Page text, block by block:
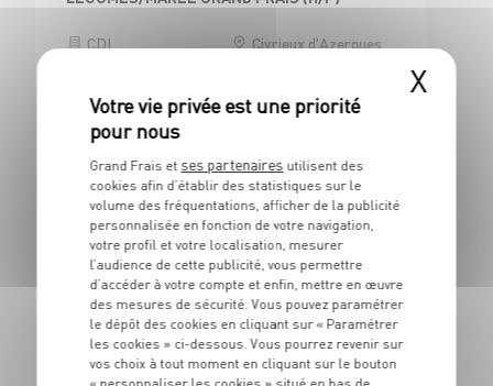
CDI
Civrieux d'Azergues
CAISSE
CAISSIER CENTRAL / ADJOINT
RESPONSABLE DE CAISSE - H/F
CDI
Civrieux d'Azergues
(69)
BOUCHERIE
X
Grand Frais et ses partenaires utilisent des
cookies afin d’établir des statistiques sur le
volume des fréquentations, afficher de la publicité
personnalisée en fonction de votre navigation,
votre profil et votre localisation, mesurer
l’audience de cette publicité, vous permettre
d’accéder à votre compte et enfin, mettre en œuvre
des mesures de sécurité. Vous pouvez paramétrer
le dépôt des cookies en cliquant sur « Paramétrer
les cookies » ci-dessous. Vous pourrez revenir sur
vos choix à tout moment en cliquant sur le bouton